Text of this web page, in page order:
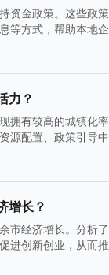
资金政策。这些政
等方式，帮助本地
力？
拥有较高的城镇化
源配置、政策引导
增长？
市经济增长。分析
进创新创业，从而